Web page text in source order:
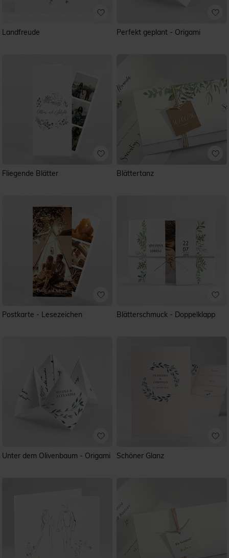
Landfreude Perfekt geplant - Origami
Fliegende Blätter Blättertanz
Postkarte - Lesezeichen Blätterschmuck - Doppelklapp
Unter dem Olivenbaum - Origami Schöner Glanz